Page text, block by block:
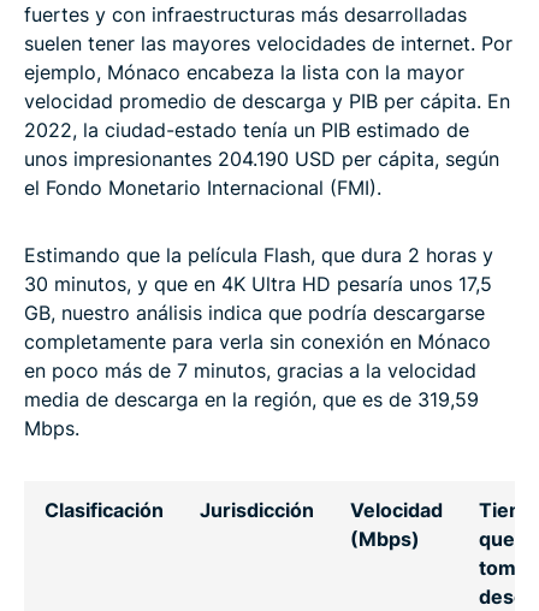
fuertes y con infraestructuras más desarrolladas
suelen tener las mayores velocidades de internet. Por
ejemplo, Mónaco encabeza la lista con la mayor
velocidad promedio de descarga y PIB per cápita. En
2022, la ciudad-estado tenía un PIB estimado de
unos impresionantes 204.190 USD per cápita, según
el Fondo Monetario Internacional (FMI).
Estimando que la película Flash, que dura 2 horas y
30 minutos, y que en 4K Ultra HD pesaría unos 17,5
GB, nuestro análisis indica que podría descargarse
completamente para verla sin conexión en Mónaco
en poco más de 7 minutos, gracias a la velocidad
media de descarga en la región, que es de 319,59
Mbps.
Clasificación Jurisdicción
Velocidad
(Mbps)
que